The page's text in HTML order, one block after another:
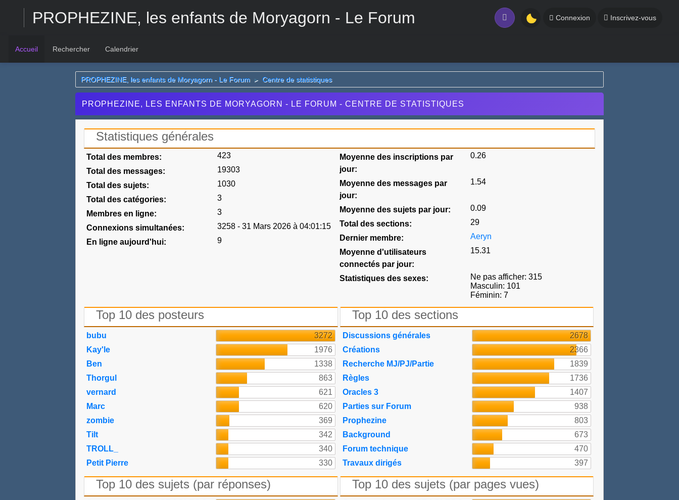
PROPHEZINE, les enfants de Moryagorn - Le Forum Connexion Inscrivez-vous
Accueil Rechercher Calendrier
PROPHEZINE, les enfants de Moryagorn - Le Forum ► Centre de statistiques
PROPHEZINE, LES ENFANTS DE MORYAGORN - LE FORUM - CENTRE DE STATISTIQUES
Statistiques générales
Total des membres:
423
Total des messages:
19303
Total des sujets:
1030
Total des catégories:
3
Membres en ligne:
3
Connexions simultanées:
3258 - 31 Mars 2026 à 04:01:15
En ligne aujourd'hui:
9
Moyenne des inscriptions par
jour:
0.26
Moyenne des messages par
jour:
1.54
Moyenne des sujets par jour:
0.09
Total des sections:
29
Dernier membre:
Aeryn
Moyenne d'utilisateurs
connectés par jour:
15.31
Statistiques des sexes:
Ne pas afficher: 315
Masculin: 101
Féminin: 7
Top 10 des posteurs
bubu
3272
Kay'le
1976
Ben
1338
Thorgul
863
vernard
621
Marc
620
zombie
369
Tilt
342
TROLL_
340
Petit Pierre
330
Top 10 des sections
Discussions générales
2678
Créations
2366
Recherche MJ/PJ/Partie
1839
Règles
1736
Oracles 3
1407
Parties sur Forum
938
Prophezine
803
Background
673
Forum technique
470
Travaux dirigés
397
Top 10 des sujets (par réponses) Top 10 des sujets (par pages vues)